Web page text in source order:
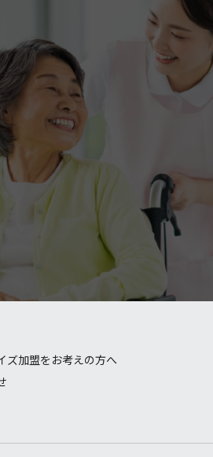
ズ加盟をお考えの方へ